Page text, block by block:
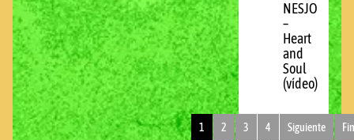
NESJO
–
Heart
and
Soul
(vídeo)
1 2 3 4 Siguiente